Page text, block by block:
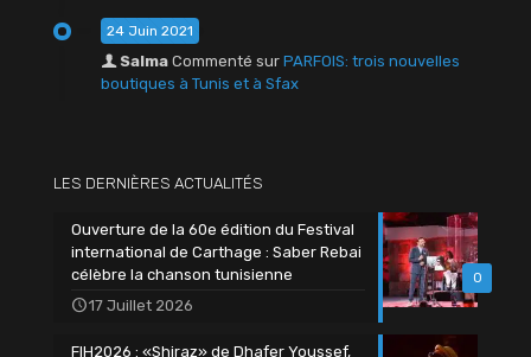
24 Juin 2021
Salma Commenté sur PARFOIS: trois nouvelles
boutiques à Tunis et à Sfax
LES DERNIÈRES ACTUALITÉS
0
Ouverture de la 60e édition du Festival
international de Carthage : Saber Rebai
célèbre la chanson tunisienne
17 Juillet 2026
FIH2026 : «Shiraz» de Dhafer Youssef,